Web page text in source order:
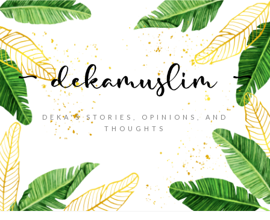
DEKA'S STORIES, OPINIONS, AND
THOUGHTS